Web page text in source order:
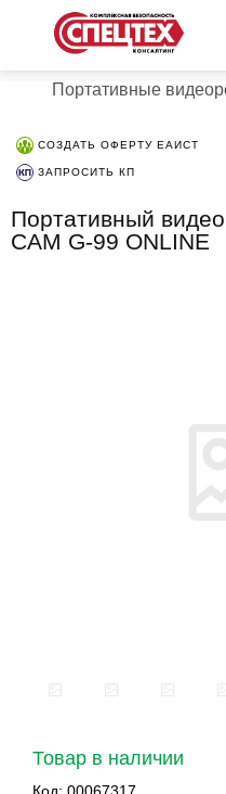
Портативные
СОЗДАТЬ ОФЕРТУ ЕАИСТ
ЗАПРОСИТЬ КП
Портативный
CAM G-99 ONLINE
Товар в наличии
Код: 00067317